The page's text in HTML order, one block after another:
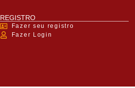
REGISTRO
Fazer seu registro
Fazer Login